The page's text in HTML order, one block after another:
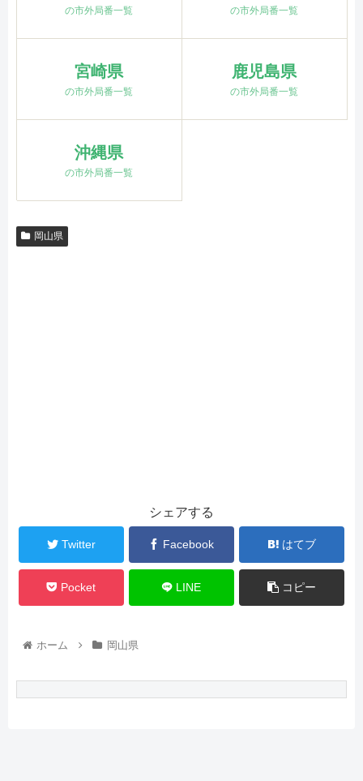
の市外局番一覧 の市外局番一覧
宮崎県
の市外局番一覧
鹿児島県
の市外局番一覧
沖縄県
の市外局番一覧
岡山県
シェアする
Twitter Facebook はてブ
Pocket LINE コピー
ホーム 岡山県